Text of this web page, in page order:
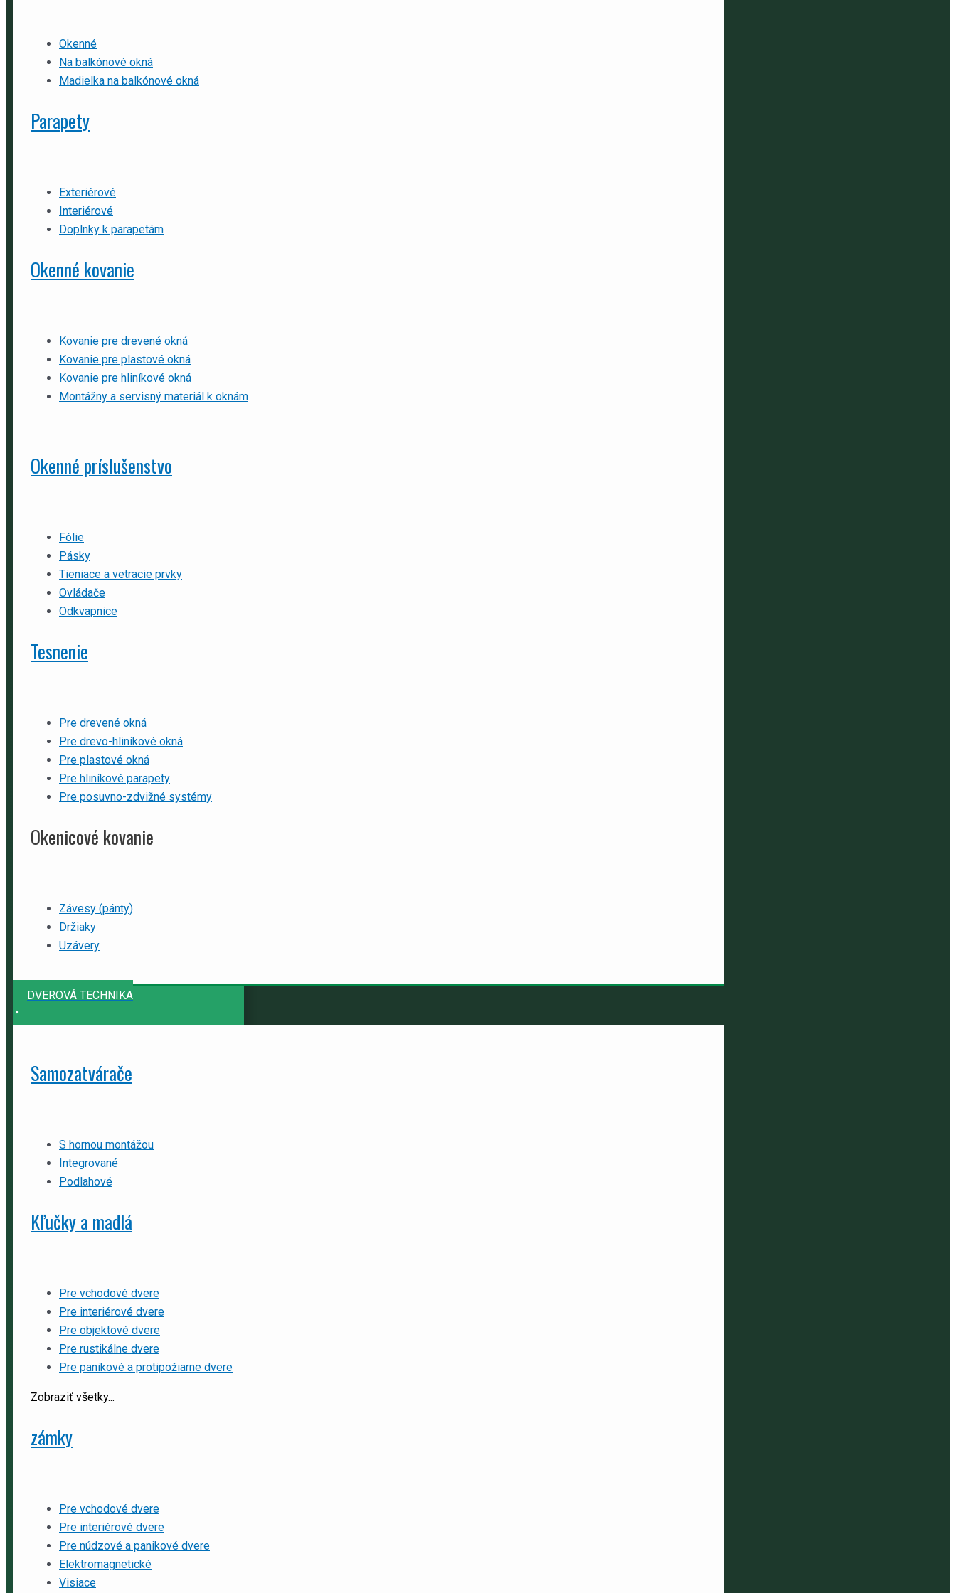
Okenné
Na balkónové okná
Madielka na balkónové okná
Parapety
Exteriérové
Interiérové
Doplnky k parapetám
Okenné kovanie
Kovanie pre drevené okná
Kovanie pre plastové okná
Kovanie pre hliníkové okná
Montážny a servisný materiál k oknám
Okenné príslušenstvo
Fólie
Pásky
Tieniace a vetracie prvky
Ovládače
Odkvapnice
Tesnenie
Pre drevené okná
Pre drevo-hliníkové okná
Pre plastové okná
Pre hliníkové parapety
Pre posuvno-zdvižné systémy
Okenicové kovanie
Závesy (pánty)
Držiaky
Uzávery
DVEROVÁ TECHNIKA
Samozatvárače
S hornou montážou
Integrované
Podlahové
Kľučky a madlá
Pre vchodové dvere
Pre interiérové dvere
Pre objektové dvere
Pre rustikálne dvere
Pre panikové a protipožiarne dvere
Zobraziť všetky...
zámky
Pre vchodové dvere
Pre interiérové dvere
Pre núdzové a panikové dvere
Elektromagnetické
Visiace